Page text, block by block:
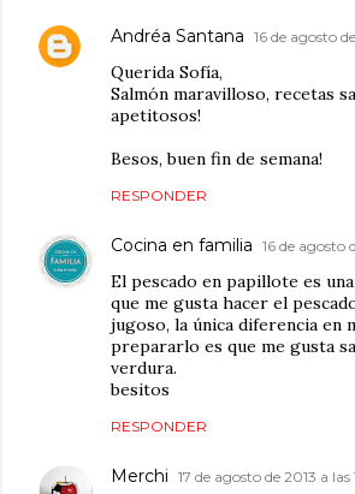
Andréa Santana 16 de agosto
Querida Sofía,
Salmón maravilloso, recetas
apetitosos!
Besos, buen fin de semana!
RESPONDER
Cocina en familia 16 de agosto
El pescado en papillote es
que me gusta hacer el
jugoso, la única diferencia en
prepararlo es que me gusta
verdura.
besitos
RESPONDER
Merchi 17 de agosto de 2013 a las